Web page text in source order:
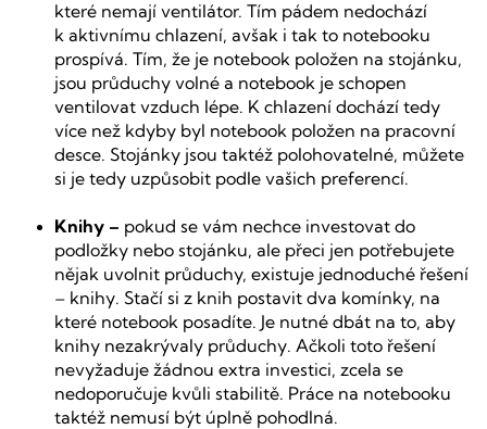
které nemají ventilátor. Tím pádem nedochází
k aktivnímu chlazení, avšak i tak to notebooku
prospívá. Tím, že je notebook položen na stojánku,
jsou průduchy volné a notebook je schopen
ventilovat vzduch lépe. K chlazení dochází tedy
více než kdyby byl notebook položen na pracovní
desce. Stojánky jsou taktéž polohovatelné, můžete
si je tedy uzpůsobit podle vašich preferencí.
Knihy – pokud se vám nechce investovat do
podložky nebo stojánku, ale přeci jen potřebujete
nějak uvolnit průduchy, existuje jednoduché řešení
– knihy. Stačí si z knih postavit dva komínky, na
které notebook posadíte. Je nutné dbát na to, aby
knihy nezakrývaly průduchy. Ačkoli toto řešení
nevyžaduje žádnou extra investici, zcela se
nedoporučuje kvůli stabilitě. Práce na notebooku
taktéž nemusí být úplně pohodlná.